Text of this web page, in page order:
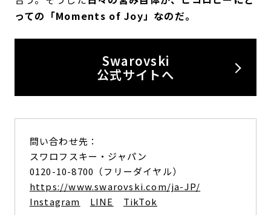
っての「Moments of Joy」なのだ。
Swarovski
公式サイトへ
問い合わせ先：
スワロフスキー・ジャパン
0120-10-8700（フリーダイヤル）
https://www.swarovski.com/ja-JP/
Instagram
LINE TikTok